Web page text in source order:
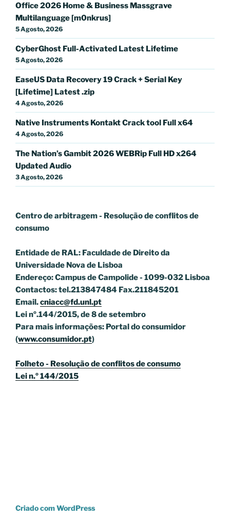
Office 2026 Home & Business Massgrave
Multilanguage [m0nkrus]
5 Agosto, 2026
CyberGhost Full-Activated Latest Lifetime
5 Agosto, 2026
EaseUS Data Recovery 19 Crack + Serial Key
[Lifetime] Latest .zip
4 Agosto, 2026
Native Instruments Kontakt Crack tool Full x64
4 Agosto, 2026
The Nation’s Gambit 2026 WEBRip Full HD x264
Updated Audio
3 Agosto, 2026
Centro de arbitragem - Resolução de conflitosde
consumo
Entidade de RAL: Faculdade de Direito da
Universidade Nova de Lisboa
Endereço: Campus de Campolide - 1099-032 Lisboa
Contactos: tel.213847484 Fax.211845201
Email.cniacc@fd.unl.pt
Lei nº.144/2015, de 8 de setembro
Para mais informações: Portal do consumidor
(www.consumidor.pt)
Folheto - Resolução de conflitos de consumo
Lei n.º 144/2015
Criado com WordPress